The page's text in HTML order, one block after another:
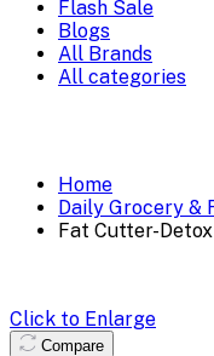
Flash Sale
Blogs
All Brands
All categories
Home
Daily Grocery &
Fat Cutter-
Click to Enlarge
Compare